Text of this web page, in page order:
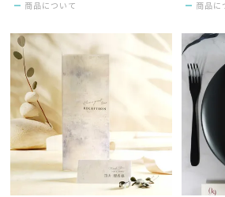
商品について 商品に